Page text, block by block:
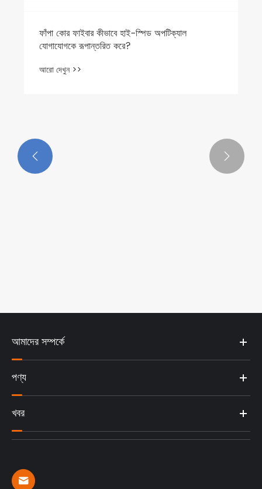
ফাঁপা কোর ফাইবার কীভাবে হাই-স্পিড অপটিক্যাল
যোগাযোগকে রূপান্তরিত করে?
আরো দেখুন >>
 
আমাদের সম্পর্কে
পণ্য
খবর
